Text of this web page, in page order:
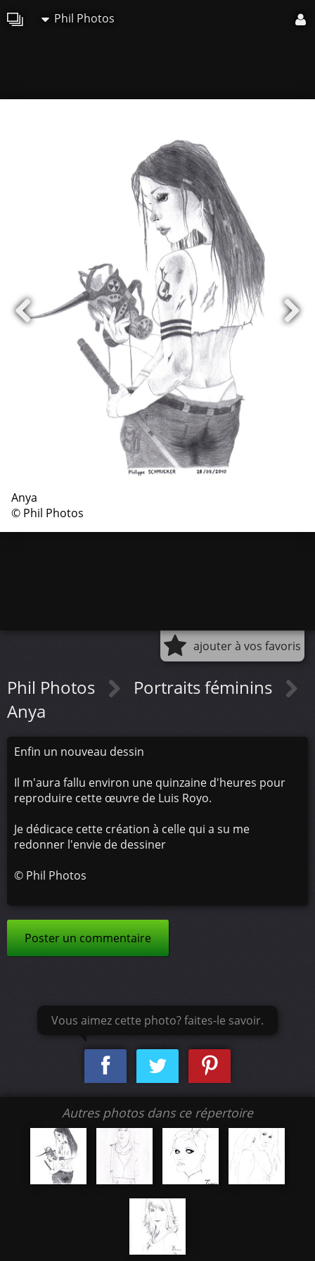
Phil Photos
Anya
© Phil Photos
ajouter à vos favoris
Phil Photos
Portraits féminins
Anya
Enfin un nouveau dessin
Il m'aura fallu environ une quinzaine d'heures pour
reproduire cette œuvre de Luis Royo.
Je dédicace cette création à celle qui a su me
redonner l'envie de dessiner
© Phil Photos
Poster un commentaire
Vous aimez cette photo? faites-le savoir.
Autres photos dans ce répertoire